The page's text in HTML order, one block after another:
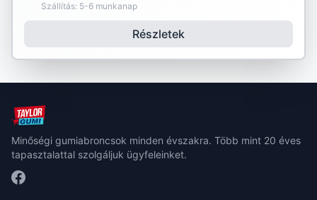
Szállítás: 5-6 munkanap
Részletek
Minőségi gumiabroncsok minden évszakra. Több mint 20 éves
tapasztalattal szolgáljuk ügyfeleinket.